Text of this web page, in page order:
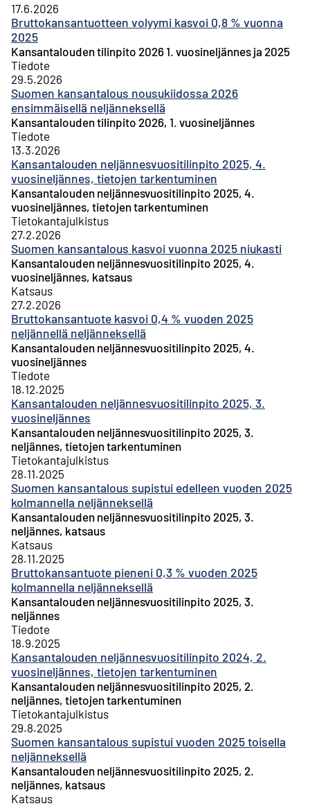
Bruttokansantuotteen volyymi kasvoi 0,8 % vuonna
2025
17.6.2026
Kansantalouden tilinpito 2026 1. vuosineljännes ja 2025
Tiedote
Suomen kansantalous nousukiidossa 2026
ensimmäisellä neljänneksellä
29.5.2026
Kansantalouden tilinpito 2026, 1. vuosineljännes
Tiedote
Kansantalouden neljännesvuositilinpito 2025, 4.
vuosineljännes, tietojen tarkentuminen
13.3.2026
Kansantalouden neljännesvuositilinpito 2025, 4.
vuosineljännes, tietojen tarkentuminen
Tietokantajulkistus
Suomen kansantalous kasvoi vuonna 2025 niukasti
27.2.2026
Kansantalouden neljännesvuositilinpito 2025, 4.
vuosineljännes, katsaus
Katsaus
Bruttokansantuote kasvoi 0,4 % vuoden 2025
neljännellä neljänneksellä
27.2.2026
Kansantalouden neljännesvuositilinpito 2025, 4.
vuosineljännes
Tiedote
Kansantalouden neljännesvuositilinpito 2025, 3.
vuosineljännes
18.12.2025
Kansantalouden neljännesvuositilinpito 2025, 3.
neljännes, tietojen tarkentuminen
Tietokantajulkistus
Suomen kansantalous supistui edelleen vuoden 2025
kolmannella neljänneksellä
28.11.2025
Kansantalouden neljännesvuositilinpito 2025, 3.
neljännes, katsaus
Katsaus
Bruttokansantuote pieneni 0,3 % vuoden 2025
kolmannella neljänneksellä
28.11.2025
Kansantalouden neljännesvuositilinpito 2025, 3.
neljännes
Tiedote
Kansantalouden neljännesvuositilinpito 2024, 2.
vuosineljännes, tietojen tarkentuminen
18.9.2025
Kansantalouden neljännesvuositilinpito 2025, 2.
neljännes, tietojen tarkentuminen
Tietokantajulkistus
Suomen kansantalous supistui vuoden 2025 toisella
neljänneksellä
29.8.2025
Kansantalouden neljännesvuositilinpito 2025, 2.
neljännes, katsaus
Katsaus